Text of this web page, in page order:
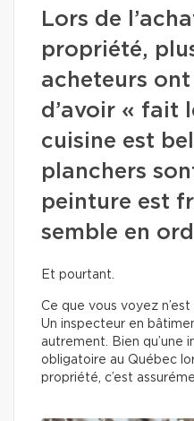
Lors de
propriété,
acheteurs ont
d’avoir « fait
cuisine est
planchers
peinture est
semble en
Et pourtant.
Ce que vous voyez
Un inspecteur en
autrement. Bien qu’une
obligatoire au Québec
propriété, c’est